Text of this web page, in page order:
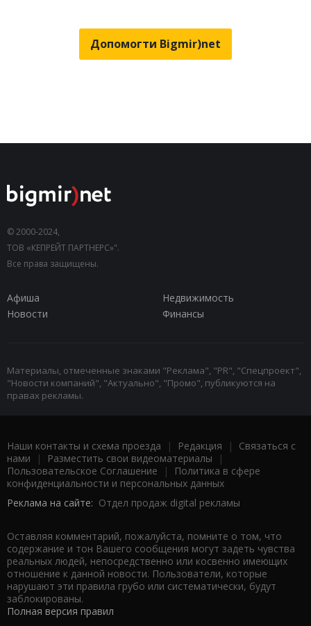
Допомогти Bigmir)net
© 2000-2024,
ТОВ «КЕПРЕЙТ ПАРТНЕРС»".
Все права защищены.
Афиша
Недвижимость
Новости
Финансы
Материалы, отмеченные знаками "Реклама", "PR", "Спецпроект",
"Новости компаний", "Актуально", "Промо", публикуются на
правах рекламы.
Наши контакты и схема проезда | Редакция | Связаться с
нами | Разместить свои видеоматериалы |
Пользовательское Соглашение |
Политика в сфере
конфиденциальности и персональных данных
Реклама на сайте: Отдел продаж digital рекламы
Оставляя комментарий, пожалуйста, помните о том, что
содержание и тон Вашего сообщения могут задеть чувства
реальных людей, непосредственно или косвенно имеющих
отношение к данной новости. Пользователи, которые
нарушают эти правила грубо или систематически, будут
заблокированы.
Полная версия правил